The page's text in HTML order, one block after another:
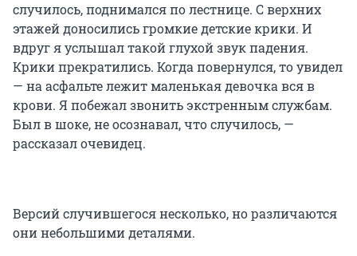
случилось, поднимался по лестнице. С верхних
этажей доносились громкие детские крики. И
вдруг я услышал такой глухой звук падения.
Крики прекратились. Когда повернулся, то увидел
— на асфальте лежит маленькая девочка вся в
крови. Я побежал звонить экстренным службам.
Был в шоке, не осознавал, что случилось, —
рассказал очевидец.
Версий случившегося несколько, но различаются
они небольшими деталями.